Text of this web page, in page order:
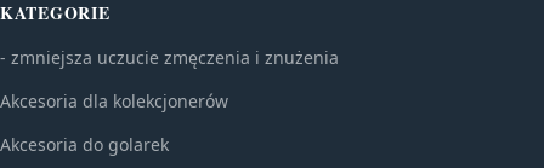
KATEGORIE
- zmniejsza uczucie zmęczenia i znużenia
Akcesoria dla kolekcjonerów
Akcesoria do golarek